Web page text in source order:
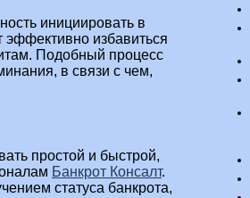
инициировать в
эффективно избавиться
Подобный процесс
в связи с чем,
простой и быстрой,
Банкрот Консалт.
статуса банкрота,